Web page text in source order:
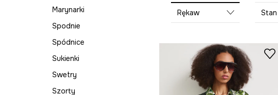
Marynarki
Spodnie
Spódnice
Sukienki
Swetry
Szorty
Rękaw Stan